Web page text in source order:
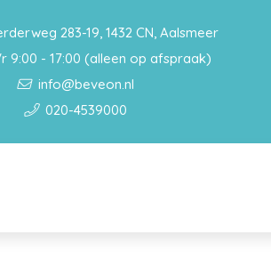
283-19, 1432 CN, Aalsmeer
9:00 - 17:00 (alleen op afspraak)
info@beveon.nl
020-4539000